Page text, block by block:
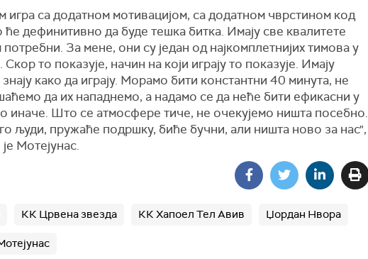
игра са додатном мотивацијом, са додатном чврстином код
ће дефинитивно да буде тешка битка. Имају све квалитете
потребни. За мене, они су један од најкомплетнијих тимова у
то показује, начин на који играју то показује. Имају
како да играју. Морамо бити константни 40 минута, не
да их нападнемо, а надамо се да неће бити ефикасни у
иначе. Што се атмосфере тиче, не очекујемо ништа посебно.
људи, пружаће подршку, биће бучни, али ништа ново за нас",
Мотејунас.
КК Црвена звезда КК Хапоел Тел Авив Џордан Нвора